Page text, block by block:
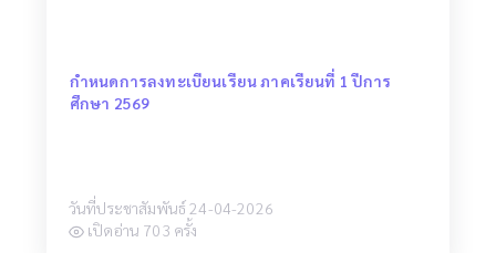
กำหนดการลงทะเบียนเรียน ภาคเรียนที่ 1 ปีการ
ศึกษา 2569
วันที่ประชาสัมพันธ์ 24-04-2026
เปิดอ่าน 703 ครั้ง